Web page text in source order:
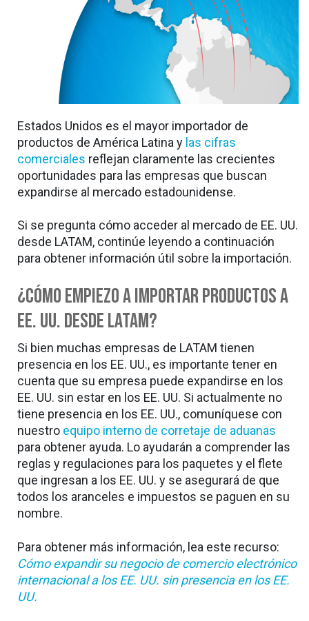
Estados Unidos es el mayor importador de
productos de América Latina y las cifras
comerciales reflejan claramente las crecientes
oportunidades para las empresas que buscan
expandirse al mercado estadounidense.
Si se pregunta cómo acceder al mercado de EE. UU.
desde LATAM, continúe leyendo a continuación
para obtener información útil sobre la importación.
¿Cómo empiezo a importar productos a
EE. UU. desde LATAM?
Si bien muchas empresas de LATAM tienen
presencia en los EE. UU., es importante tener en
cuenta que su empresa puede expandirse en los
EE. UU. sin estar en los EE. UU. Si actualmente no
tiene presencia en los EE. UU., comuníquese con
nuestro equipo interno de corretaje de aduanas
para obtener ayuda. Lo ayudarán a comprender las
reglas y regulaciones para los paquetes y el flete
que ingresan a los EE. UU. y se asegurará de que
todos los aranceles e impuestos se paguen en su
nombre.
Para obtener más información, lea este recurso:
Cómo expandir su negocio de comercio electrónico
internacional a los EE. UU. sin presencia en los EE.
UU.